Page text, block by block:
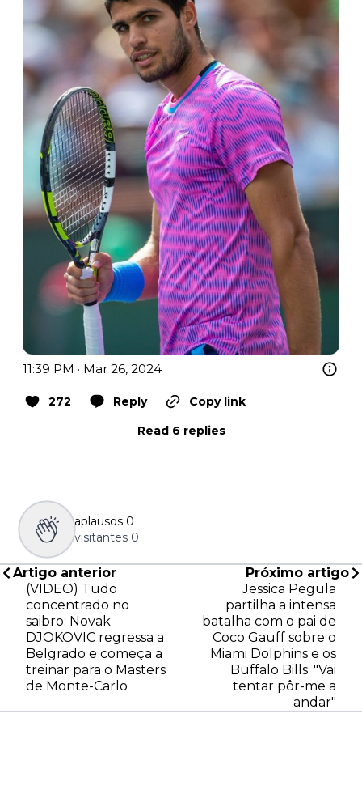
11:39 PM · Mar 26, 2024
272 Reply
Copy link
Read 6 replies
aplausos 0
visitantes 0
Artigo anterior
(VIDEO) Tudo
concentrado no
saibro: Novak
DJOKOVIC regressa a
Belgrado e começa a
treinar para o Masters
de Monte-Carlo
Próximo artigo
Jessica Pegula
partilha a intensa
batalha com o pai de
Coco Gauff sobre o
Miami Dolphins e os
Buffalo Bills: "Vai
tentar pôr-me a
andar"